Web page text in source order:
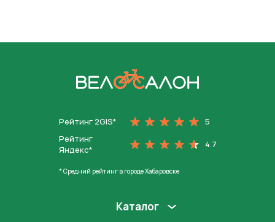
Рейтинг 2GIS*
5
Рейтинг
Яндекс*
4.7
* Средний рейтинг в городе Хабаровске
Каталог